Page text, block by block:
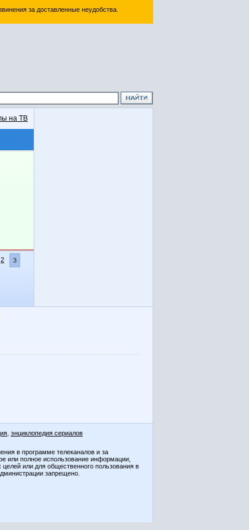
за доставленные неудобства.
на ТВ
2 3
энциклопедия сериалов
в программе телеканалов и за
или полное использование информации,
целей или для общественного пользования в
запрещено.